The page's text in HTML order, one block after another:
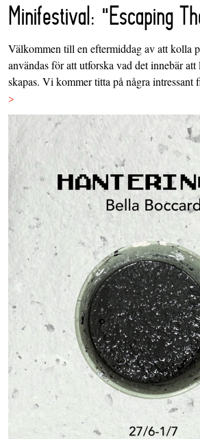
Minifestival: "Escaping
Välkommen till en eftermiddag av att kolla
användas för att utforska vad det innebär
skapas. Vi kommer titta på några
>